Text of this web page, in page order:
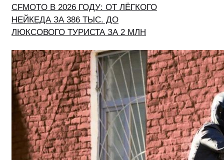
CFMOTO В 2026 ГОДУ: ОТ ЛЁГКОГО
НЕЙКЕДА ЗА 386 ТЫС. ДО
ЛЮКСОВОГО ТУРИСТА ЗА 2 МЛН